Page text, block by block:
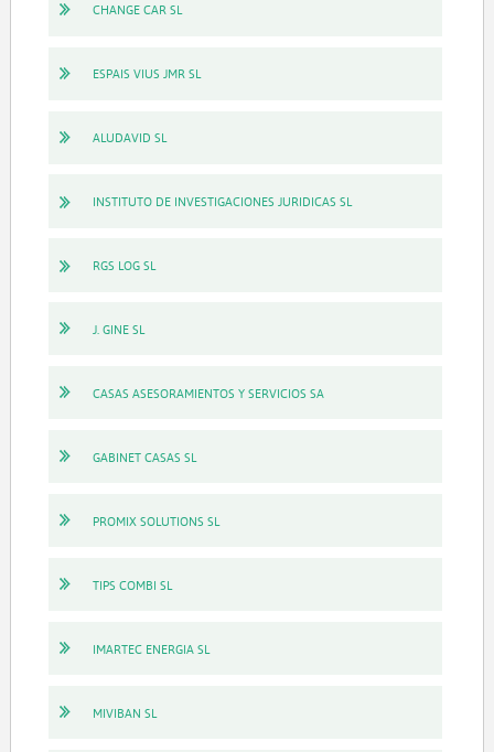
CHANGE CAR SL
ESPAIS VIUS JMR SL
ALUDAVID SL
INSTITUTO DE INVESTIGACIONES JURIDICAS SL
RGS LOG SL
J. GINE SL
CASAS ASESORAMIENTOS Y SERVICIOS SA
GABINET CASAS SL
PROMIX SOLUTIONS SL
TIPS COMBI SL
IMARTEC ENERGIA SL
MIVIBAN SL